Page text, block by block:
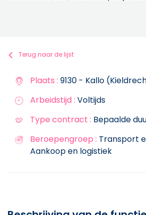
Terug naar de lijst
Plaats : 9130 - Kallo
Arbeidstijd : Voltijds
Type contract : Bepaalde
Beroepengroep : Transport
Aankoop en logistiek